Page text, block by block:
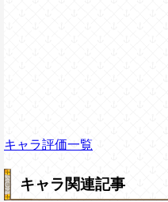
キャラ評価一覧
キャラ関連記事